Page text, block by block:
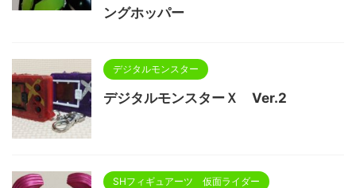
ングホッパー
デジタルモンスター
デジタルモンスターＸ Ver.2
SHフィギュアーツ 仮面ライダー